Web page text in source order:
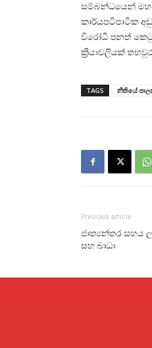
සම්බන්ධයෙන්
කාර්යපටිපාටික
විරෝධී පනත්
ක්‍රියාවලියක්
TAGS නීතියේ
Previous article
ජාත්‍යන්තර සහය
සහ බාධා